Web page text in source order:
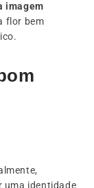
imagem
flor bem
uma identidade